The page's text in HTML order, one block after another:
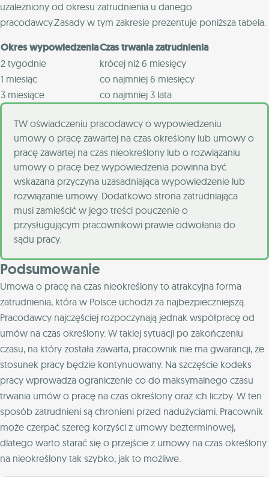
uzależniony od okresu zatrudnienia u danego
pracodawcy.Zasady w tym zakresie prezentuje poniższa tabela.
Okres wypowiedzeniaCzas trwania zatrudnienia
2 tygodnie
krócej niż 6 miesięcy
1 miesiąc
co najmniej 6 miesięcy
3 miesiące
co najmniej 3 lata
TW oświadczeniu pracodawcy o wypowiedzeniu
umowy o pracę zawartej na czas określony lub umowy o
pracę zawartej na czas nieokreślony lub o rozwiązaniu
umowy o pracę bez wypowiedzenia powinna być
wskazana przyczyna uzasadniająca wypowiedzenie lub
rozwiązanie umowy. Dodatkowo strona zatrudniająca
musi zamieścić w jego treści pouczenie o
przysługującym pracownikowi prawie odwołania do
sądu pracy.
Podsumowanie
Umowa o pracę na czas nieokreślony to atrakcyjna forma
zatrudnienia, która w Polsce uchodzi za najbezpieczniejszą.
Pracodawcy najczęściej rozpoczynają jednak współpracę od
umów na czas określony. W takiej sytuacji po zakończeniu
czasu, na który została zawarta, pracownik nie ma gwarancji, że
stosunek pracy będzie kontynuowany. Na szczęście kodeks
pracy wprowadza ograniczenie co do maksymalnego czasu
trwania umów o pracę na czas określony oraz ich liczby. W ten
sposób zatrudnieni są chronieni przed nadużyciami. Pracownik
może czerpać szereg korzyści z umowy bezterminowej,
dlatego warto starać się o przejście z umowy na czas określony
na nieokreślony tak szybko, jak to możliwe.